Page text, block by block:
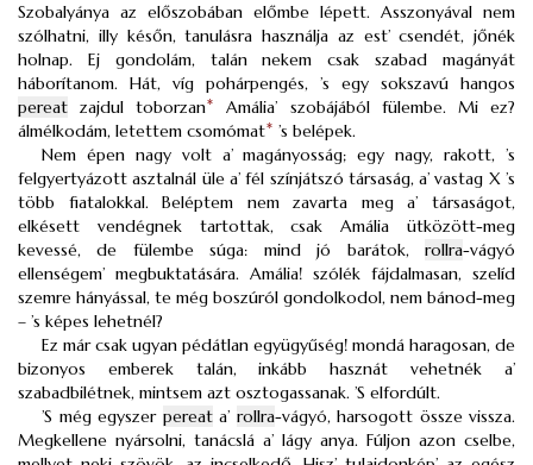
Szobalyánya az előszobában előmbe lépett. Asszonyával nem
szólhatni, illy későn, tanulásra használja az est’ csendét, jőnék
holnap. Ej gondolám, talán nekem csak szabad magányát
háborítanom. Hát, víg pohárpengés, ’s egy sokszavú hangos
pereat zajdul toborzan*
Amália’ szobájából fülembe. Mi ez?
álmélkodám, letettem csomómat* ’s belépek.
Nem épen nagy volt a’ magányosság; egy nagy, rakott, ’s
felgyertyázott asztalnál üle a’ fél színjátszó társaság, a’ vastag X ’s
több fiatalokkal. Beléptem nem zavarta meg a’ társaságot,
elkésett vendégnek tartottak, csak Amália ütközött-meg
kevessé, de fülembe súga: mind jó barátok, rollra-vágyó
ellenségem’ megbuktatására. Amália! szólék fájdalmasan, szelíd
szemre hányással, te még boszúról gondolkodol, nem bánod-meg
– ’s képes lehetnél?
Ez már csak ugyan pédátlan együgyűség! mondá haragosan, de
bizonyos emberek talán, inkább hasznát vehetnék a’
szabadbilétnek, mintsem azt osztogassanak. ’S elfordúlt.
’S még egyszer pereata’ rollra-vágyó, harsogott össze vissza.
Megkellene nyársolni, tanácslá a’ lágy anya. Fúljon azon cselbe,